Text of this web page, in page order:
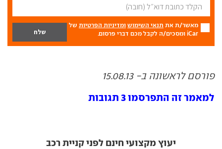
מאשר/ת את תנאי השימוש ומדיניות הפרטיות של
iCar ומסכים/ה לקבל מכם דברי פרסום.
פורסם לראשונה ב- 15.08.13
למאמר זה התפרסמו 3 תגובות
יעוץ מקצועי חינם לפני קניית רכב